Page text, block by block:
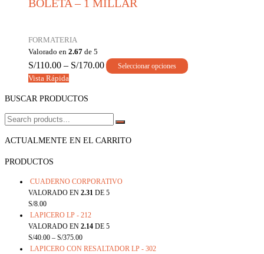
BOLETA – 1 MILLAR
FORMATERIA
Valorado en 2.67 de 5
S/110.00 – S/170.00 Seleccionar opciones
Vista Rápida
BUSCAR PRODUCTOS
ACTUALMENTE EN EL CARRITO
PRODUCTOS
CUADERNO CORPORATIVO
VALORADO EN 2.31 DE 5
S/8.00
LAPICERO LP - 212
VALORADO EN 2.14 DE 5
S/40.00 – S/375.00
LAPICERO CON RESALTADOR LP - 302